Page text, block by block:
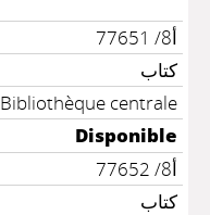
أ8/ 77651
كتاب
Bibliothèque centrale
Disponible
أ8/ 77652
كتاب